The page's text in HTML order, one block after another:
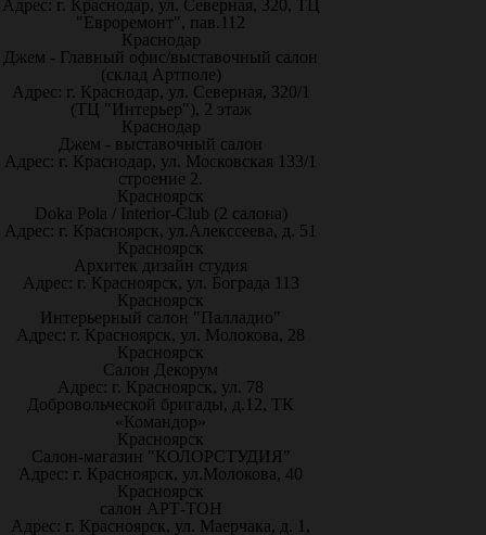
Адрес: г. Краснодар, ул. Северная, 320, ТЦ
"Евроремонт", пав.112
Краснодар
Джем - Главный офис/выставочный салон
(склад Артполе)
Адрес: г. Краснодар, ул. Северная, 320/1
(ТЦ "Интерьер"), 2 этаж
Краснодар
Джем - выставочный салон
Адрес: г. Краснодар, ул. Московская 133/1
строение 2.
Красноярск
Doka Pola / Interior-Club (2 салона)
Адрес: г. Красноярск, ул.Алекссеева, д. 51
Красноярск
Архитек дизайн студия
Адрес: г. Красноярск, ул. Бограда 113
Красноярск
Интерьерный салон "Палладио"
Адрес: г. Красноярск, ул. Молокова, 28
Красноярск
Салон Декорум
Адрес: г. Красноярск, ул. 78
Добровольческой бригады, д.12, ТК
«Командор»
Красноярск
Салон-магазин "КОЛОРСТУДИЯ"
Адрес: г. Красноярск, ул.Молокова, 40
Красноярск
салон АРТ-ТОН
Адрес: г. Красноярск, ул. Маерчака, д. 1,